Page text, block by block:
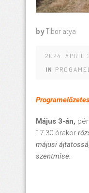
byTibor atya
2024. APRIL
IN
Programelőzetes
Május 3-án,
17.30 órakor
májusi
szentmise.